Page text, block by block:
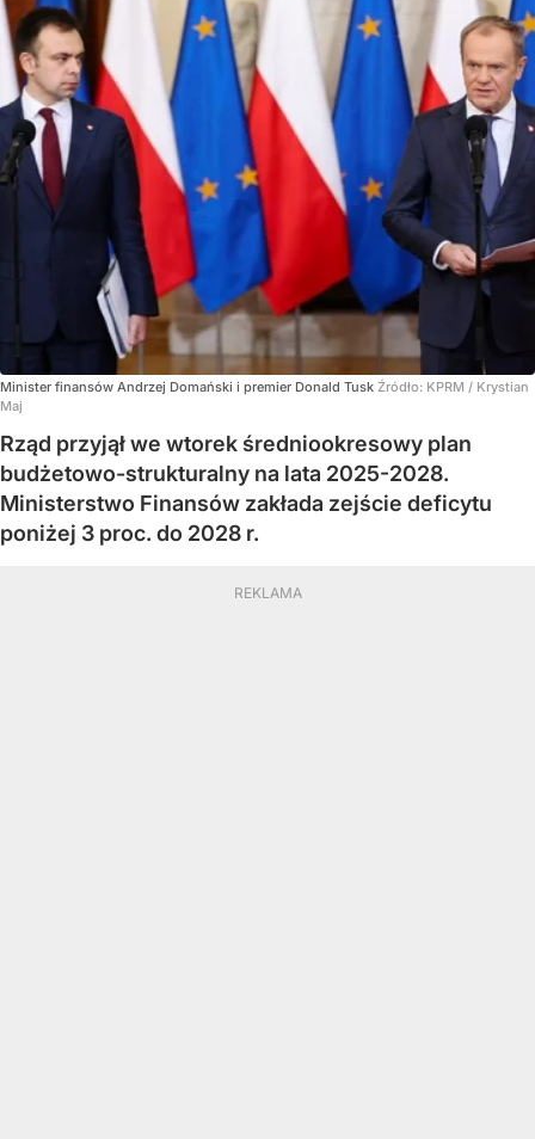
Minister finansów Andrzej Domański i premier Donald Tusk Źródło: KPRM / Krystian
Maj
Rząd przyjął we wtorek średniookresowy plan
budżetowo-strukturalny na lata 2025-2028.
Ministerstwo Finansów zakłada zejście deficytu
poniżej 3 proc. do 2028 r.